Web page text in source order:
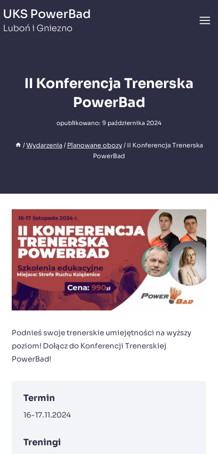
do
treści
UKS PowerBad
Luboń i Gniezno
II Konferencja Trenerska
PowerBad
opublikowano: 9 października 2024
/Wydarzenia/ Planowane obozy/ II Konferencja Trenerska
PowerBad
Podnieś swoje trenerskie umiejętności na wyższy
poziom! Dołącz do Konferencji Trenerskiej
PowerBad!
Termin
16-17.11.2024
Treningi